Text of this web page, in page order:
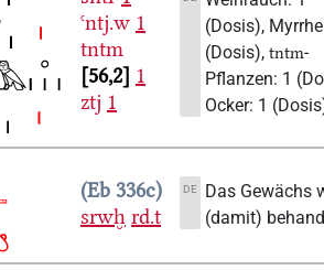
ꜥntj.w 1
tntm
56,2
1
ztj 1
(Dosis),
(Dosis),tntm-
Pflanzen: 1
Ocker: 1
Eb 336c
srwḫ rd.t
DE
Das Gewächs
(damit)